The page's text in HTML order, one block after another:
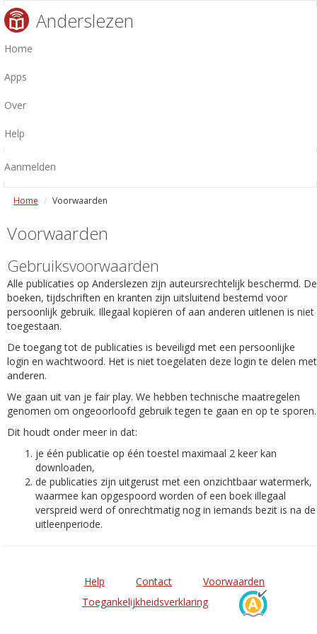
Anderslezen
Home
Apps
Over
Help
Aanmelden
Home Voorwaarden
Voorwaarden
Gebruiksvoorwaarden
Alle publicaties op Anderslezen zijn auteursrechtelijk beschermd. De
boeken, tijdschriften en kranten zijn uitsluitend bestemd voor
persoonlijk gebruik. Illegaal kopiëren of aan anderen uitlenen is niet
toegestaan.
De toegang tot de publicaties is beveiligd met een persoonlijke
login en wachtwoord. Het is niet toegelaten deze login te delen met
anderen.
We gaan uit van je fair play. We hebben technische maatregelen
genomen om ongeoorloofd gebruik tegen te gaan en op te sporen.
Dit houdt onder meer in dat:
je één publicatie op één toestel maximaal 2 keer kan
downloaden,
de publicaties zijn uitgerust met een onzichtbaar watermerk,
waarmee kan opgespoord worden of een boek illegaal
verspreid werd of onrechtmatig nog in iemands bezit is na de
uitleenperiode.
Help Contact
Voorwaarden
Toegankelijkheidsverklaring